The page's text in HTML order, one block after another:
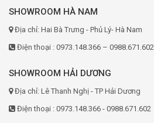
SHOWROOM HÀ NAM
Địa chỉ: Hai Bà Trưng - Phủ Lý- Hà Nam
Điện thoại : 0973.148.366 – 0988.671.602
SHOWROOM HẢI DƯƠNG
Địa chỉ: Lê Thanh Nghị - TP Hải Dương
Điện thoại : 0973.148.366 - 0988.671.602